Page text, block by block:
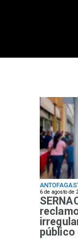
6 de agosto de